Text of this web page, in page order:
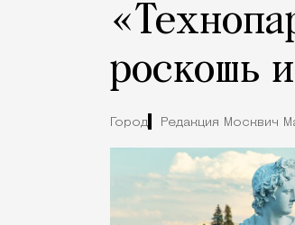
роскошь
Город Редакция Москвич